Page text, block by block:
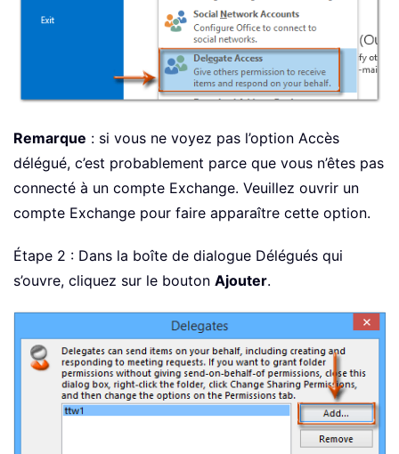
Remarque : si vous ne voyez pas l’option Accès
délégué, c’est probablement parce que vous n’êtes pas
connecté à un compte Exchange. Veuillez ouvrir un
compte Exchange pour faire apparaître cette option.
Étape 2 : Dans la boîte de dialogue Délégués qui
s’ouvre, cliquez sur le bouton Ajouter.